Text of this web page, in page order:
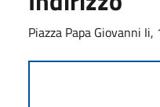
Piazza Papa Giovanni